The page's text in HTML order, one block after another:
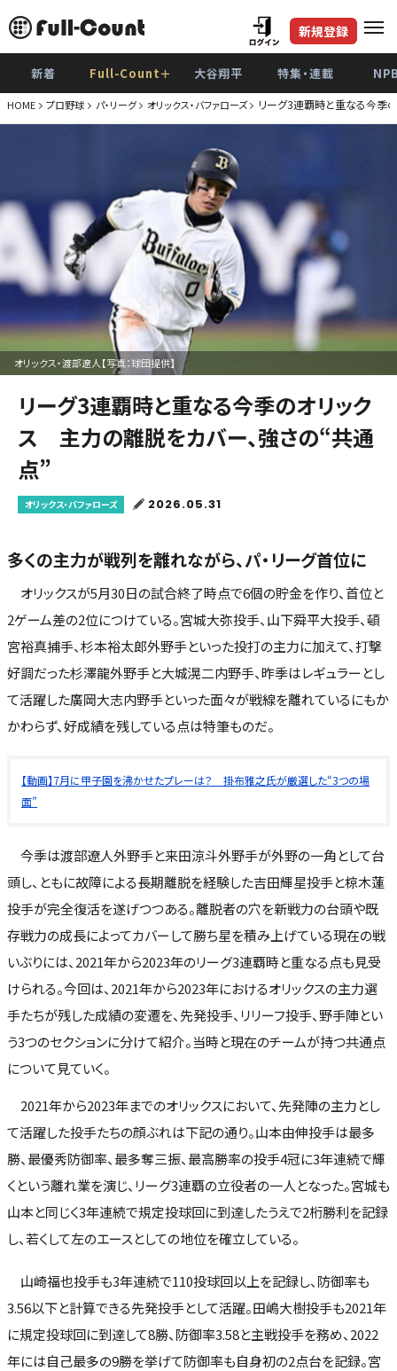
新規登録
新着 Full-Count＋ 大谷翔平 特集・連載
HOME プロ野球 パ・リーグ オリックス・バファローズ リーグ3連覇時と重なる今季
オリックス・渡部遼人【写真：球団提供】
リーグ3連覇時と重なる今季のオリック
ス 主力の離脱をカバー、強さの“共通
点”
オリックス・バファローズ 2026.05.31
多くの主力が戦列を離れながら、パ・リーグ首位に
オリックスが5月30日の試合終了時点で6個の貯金を作り、首位と
2ゲーム差の2位につけている。宮城大弥投手、山下舜平大投手、頓
宮裕真捕手、杉本裕太郎外野手といった投打の主力に加えて、打撃
好調だった杉澤龍外野手と大城滉二内野手、昨季はレギュラーとし
て活躍した廣岡大志内野手といった面々が戦線を離れているにもか
かわらず、好成績を残している点は特筆ものだ。
【動画】7月に甲子園を沸かせたプレーは？ 掛布雅之氏が厳選した“3つの場
面”
今季は渡部遼人外野手と来田涼斗外野手が外野の一角として台
頭し、ともに故障による長期離脱を経験した吉田輝星投手と椋木蓮
投手が完全復活を遂げつつある。離脱者の穴を新戦力の台頭や既
存戦力の成長によってカバーして勝ち星を積み上げている現在の戦
いぶりには、2021年から2023年のリーグ3連覇時と重なる点も見受
けられる。今回は、2021年から2023年におけるオリックスの主力選
手たちが残した成績の変遷を、先発投手、リリーフ投手、野手陣とい
う3つのセクションに分けて紹介。当時と現在のチームが持つ共通点
について見ていく。
2021年から2023年までのオリックスにおいて、先発陣の主力とし
て活躍した投手たちの顔ぶれは下記の通り。山本由伸投手は最多
勝、最優秀防御率、最多奪三振、最高勝率の投手4冠に3年連続で輝
くという離れ業を演じ、リーグ3連覇の立役者の一人となった。宮城も
山本と同じく3年連続で規定投球回に到達したうえで2桁勝利を記録
し、若くして左のエースとしての地位を確立している。
山崎福也投手も3年連続で110投球回以上を記録し、防御率も
3.56以下と計算できる先発投手として活躍。田嶋大樹投手も2021年
に規定投球回に到達して8勝、防御率3.58と主戦投手を務め、2022
年には自己最多の9勝を挙げて防御率も自身初の2点台を記録。宮